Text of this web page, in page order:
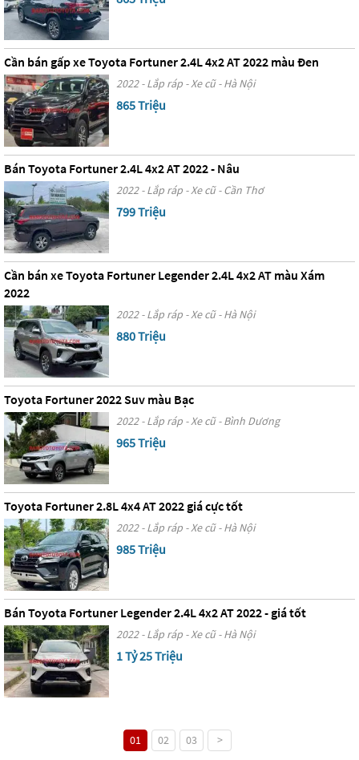
Cần bán gấp xe Toyota Fortuner 2.4L 4x2 AT 2022 màu Đen
2022 - Lắp ráp - Xe cũ - Hà Nội
865 Triệu
Bán Toyota Fortuner 2.4L 4x2 AT 2022 - Nâu
2022 - Lắp ráp - Xe cũ - Cần Thơ
799 Triệu
Cần bán xe Toyota Fortuner Legender 2.4L 4x2 AT màu Xám
2022
2022 - Lắp ráp - Xe cũ - Hà Nội
880 Triệu
Toyota Fortuner 2022 Suv màu Bạc
2022 - Lắp ráp - Xe cũ - Bình Dương
965 Triệu
Toyota Fortuner 2.8L 4x4 AT 2022 giá cực tốt
2022 - Lắp ráp - Xe cũ - Hà Nội
985 Triệu
Bán Toyota Fortuner Legender 2.4L 4x2 AT 2022 - giá tốt
2022 - Lắp ráp - Xe cũ - Hà Nội
1 Tỷ 25 Triệu
01 02 03 >